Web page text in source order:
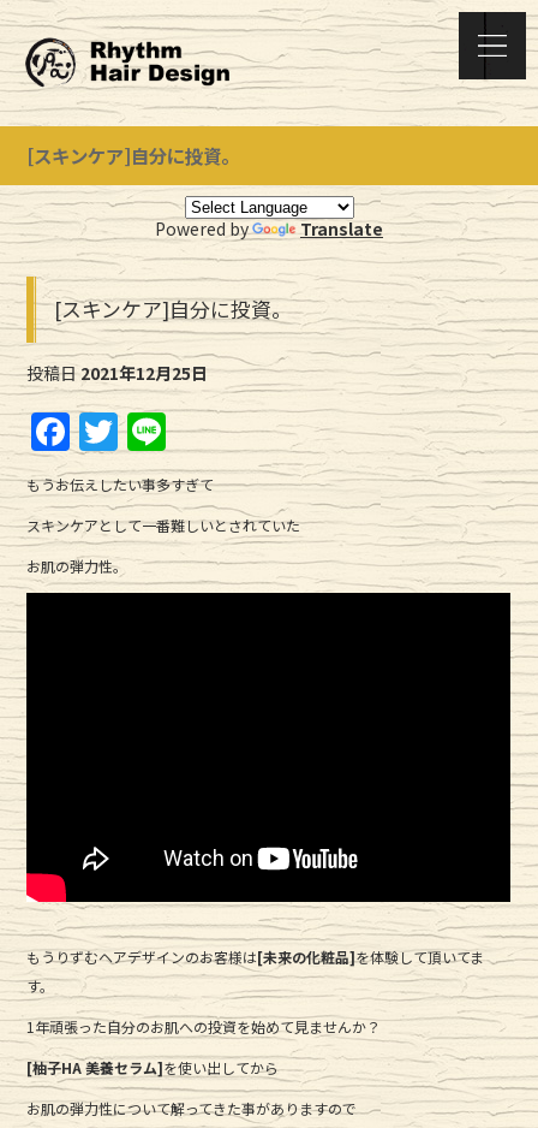
[スキンケア]自分に投資。
Powered by Translate
[スキンケア]自分に投資。
投稿日 2021年12月25日
F
a
c
e
b
T
w
it
te
r
Li
n
e
もうお伝えしたい事多すぎて
スキンケアとして一番難しいとされていた
お肌の弾力性。
もうりずむヘアデザインのお客様は[未来の化粧品]を体験して頂いてま
す。
1年頑張った自分のお肌への投資を始めて見ませんか？
[柚子HA 美養セラム]を使い出してから
お肌の弾力性について解ってきた事がありますので